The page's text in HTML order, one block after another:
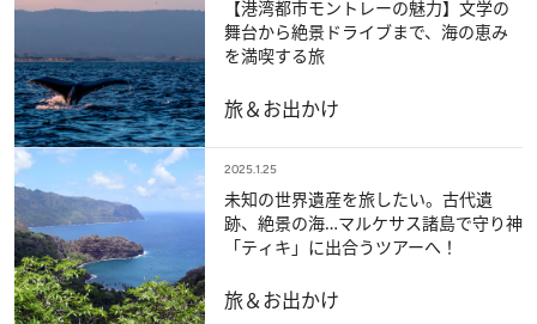
【港湾都市モントレーの魅力】文学の
舞台から絶景ドライブまで、海の恵み
を満喫する旅
旅＆お出かけ
2025.1.25
未知の世界遺産を旅したい。古代遺
跡、絶景の海…マルケサス諸島で守り神
「ティキ」に出合うツアーへ！
旅＆お出かけ